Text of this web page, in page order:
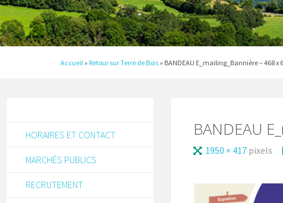
Accueil » Retour sur Terre de Bois » BANDEAU E_mailing_Bannière – 468 x
BANDEAU
1950 × 417 pixels
HORAIRES ET CONTACT
MARCHÉS PUBLICS
RECRUTEMENT